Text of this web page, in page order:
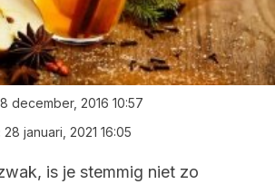
december, 2016 10:57
28 januari, 2021 16:05
is je stemmig niet zo